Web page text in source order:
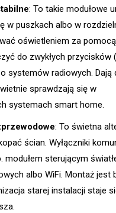
: To takie modułowe
w puszkach albo w
oświetleniem za
do zwykłych przycisków
systemów radiowych. Dają
sprawdzają się w
systemach smart home.
: To świetna
ścian. Wyłączniki
modułem sterującym
albo WiFi. Montaż jest
starej instalacji staje